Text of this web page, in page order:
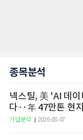
종목분석
넥스틸, 美 'AI 데
다‥年 47만톤 현
기업분석 2026-08-07